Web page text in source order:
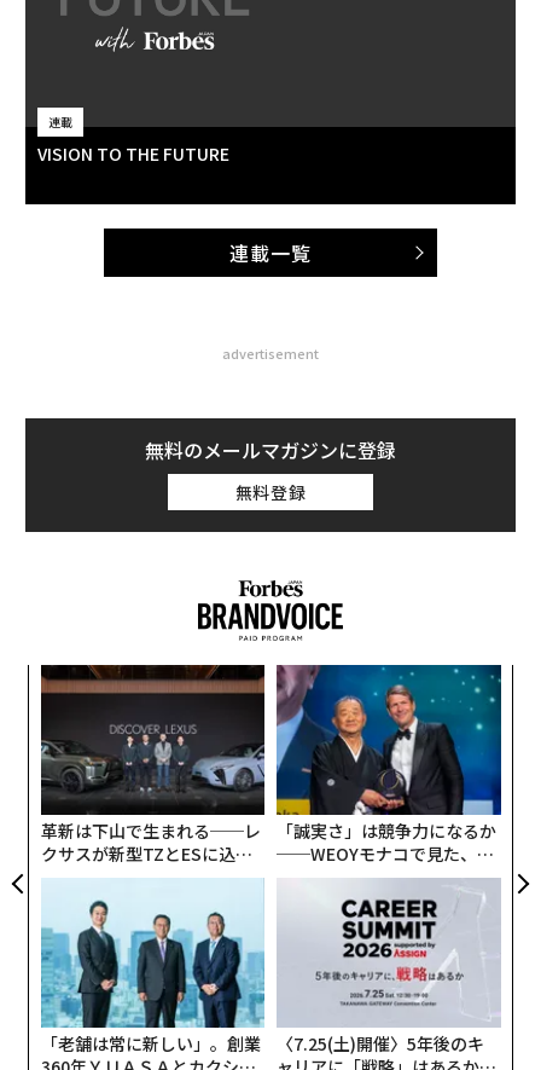
連載
VISION TO THE FUTURE
連載一覧
advertisement
無料のメールマガジンに登録
無料登録
革新は下山で生まれる──レ
クサスが新型TZとESに込め
た「DISCOVER」の哲学
「誠実さ」は競争力になるか
──WEOYモナコで見た、く
ら寿司の経営哲学
「老舗は常に新しい」。創業
〈7.25(土)開催〉5年後のキ